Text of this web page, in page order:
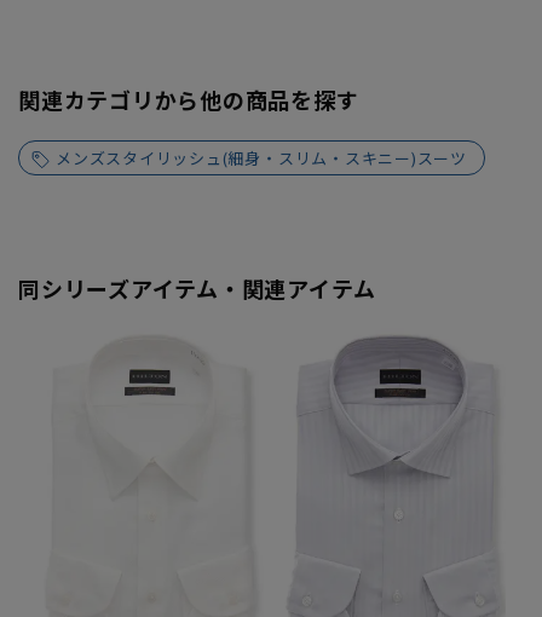
関連カテゴリから他の商品を探す
メンズスタイリッシュ(細身・スリム・スキニー)スーツ
同シリーズアイテム・関連アイテム